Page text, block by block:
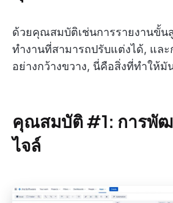
ด้วยคุณสมบัติเช่นการรายงานขั้น
ทำงานที่สามารถปรับแต่งได้, แล
อย่างกว้างขวาง, นี่คือสิ่งที่ทำให้มั
คุณสมบัติ #1: การพั
ไจล์